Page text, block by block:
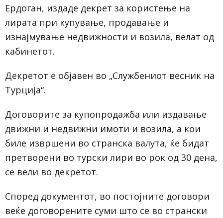
Ердоган, издаде декрет за користење на
лирата при купување, продавање и
изнајмување недвижности и возила, велат од
кабинетот.
Декретот е објавен во „Службениот весник на
Турција“.
Договорите за купопродажба или издавање
движни и недвижни имоти и возила, а кои
биле извршени во странска валута, ќе бидат
претворени во турски лири во рок од 30 дена,
се вели во декретот.
Според документот, во постојните договори
веќе договорените суми што се во странски